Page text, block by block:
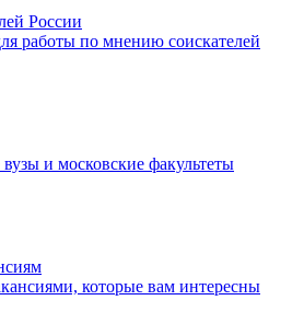
России
работы по мнению соискателей
и московские факультеты
которые вам интересны